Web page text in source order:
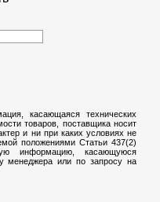
касающаяся технических
товаров, поставщика носит
и ни при каких условиях не
положениями Статьи 437(2)
информацию, касающуюся
менеджера или по запросу на